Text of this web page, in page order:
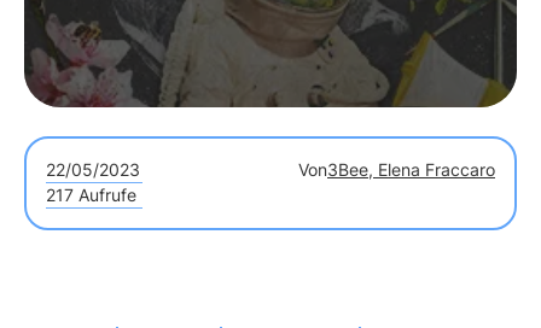
22/05/2023 Von3Bee, Elena Fraccaro
217 Aufrufe